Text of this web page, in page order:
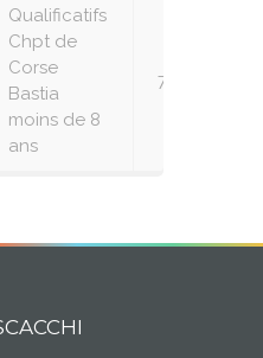
Qualificatifs
Chpt de
Corse
Bastia
moins de 8
ans
7